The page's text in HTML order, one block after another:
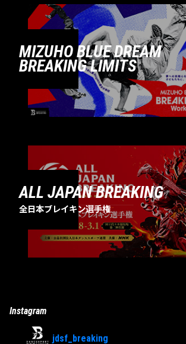
MIZUHO BLUE DREAM
BREAKING LIMITS
ALL JAPAN BREAKING
全日本ブレイキン選手権
Instagram
jdsf_breaking